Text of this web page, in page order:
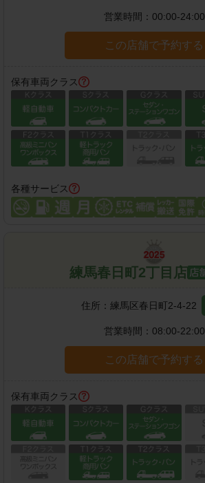
営業時間： 00:00-24:00
この店舗で予約する
保有車両クラス
各種サービス
練馬春日町2丁目店
住所： 練馬区春日町2-4-22
営業時間： 08:00-22:00
この店舗で予約する
保有車両クラス